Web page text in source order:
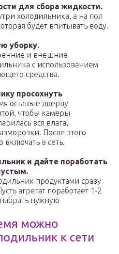
для сбора жидкости.
холодильника, а на пол
будет впитывать воду.
уборку.
и внешние
с использованием
средства.
просохнуть
оставьте дверцу
чтобы камеры
вся влага,
После этого
в сеть.
и дайте поработать
продуктами сразу
агрегат поработает 1-2
нужную
можно
к сети